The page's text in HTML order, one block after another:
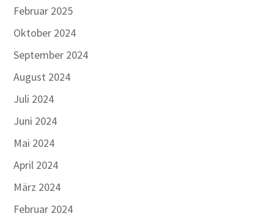
Februar 2025
Oktober 2024
September 2024
August 2024
Juli 2024
Juni 2024
Mai 2024
April 2024
März 2024
Februar 2024